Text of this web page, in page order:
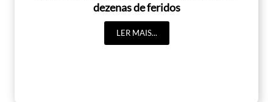
dezenas de feridos
LER MAIS...